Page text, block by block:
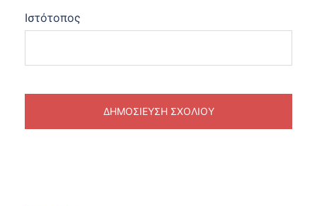
Ιστότοπος